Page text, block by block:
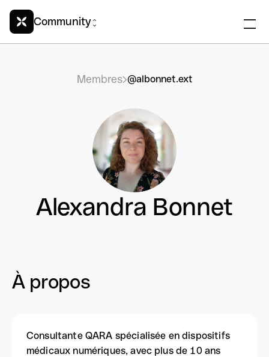
Community
Membres @albonnet.ext
Alexandra Bonnet
À propos
Consultante QARA spécialisée en dispositifs
médicaux numériques, avec plus de 10 ans